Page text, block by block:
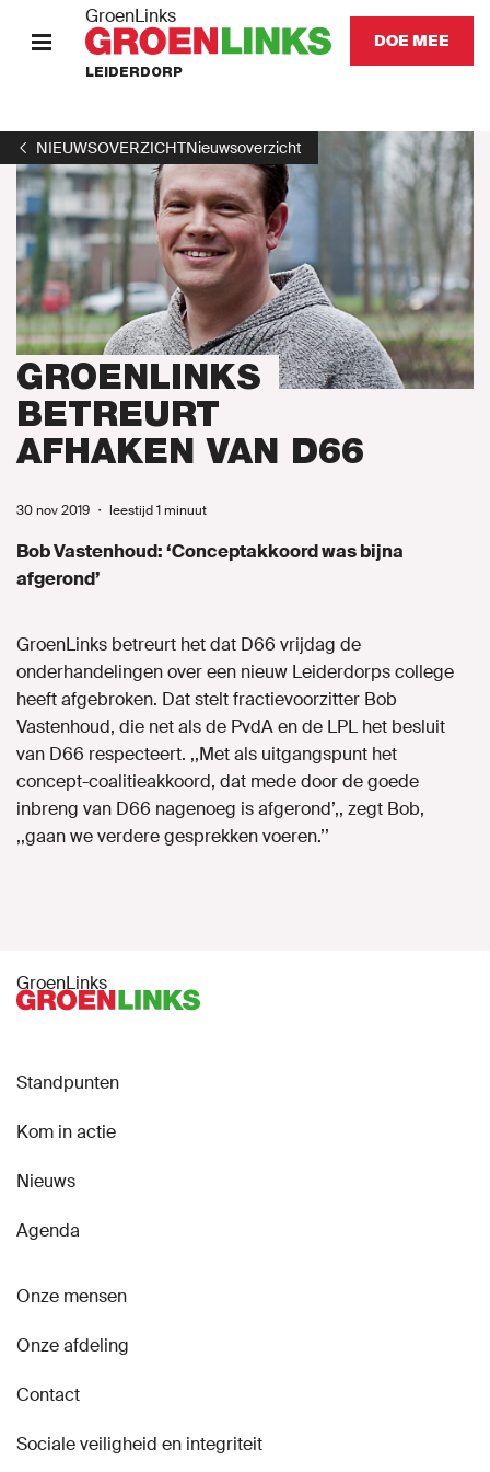
GroenLinks
LEIDERDORP
DOE MEE
NIEUWSOVERZICHTNieuwsoverzicht
GROENLINKS
BETREURT
AFHAKEN VAN D66
30 nov 2019 ・ leestijd 1 minuut
Bob Vastenhoud: ‘Conceptakkoord was bijna
afgerond’
GroenLinks betreurt het dat D66 vrijdag de
onderhandelingen over een nieuw Leiderdorps college
heeft afgebroken. Dat stelt fractievoorzitter Bob
Vastenhoud, die net als de PvdA en de LPL het besluit
van D66 respecteert. ,,Met als uitgangspunt het
concept-coalitieakkoord, dat mede door de goede
inbreng van D66 nagenoeg is afgerond’,, zegt Bob,
,,gaan we verdere gesprekken voeren.’’
GroenLinks
Standpunten
Kom in actie
Nieuws
Agenda
Onze mensen
Onze afdeling
Contact
Sociale veiligheid en integriteit
HOME
STANDPUNTEN
KOM IN ACTIE
Onze mensen
Onze afdeling
Nieuws
Naar GroenLinks.nl
MIJN GROENLINKS